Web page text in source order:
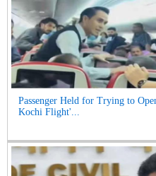
Passenger Held for Trying to
Kochi Flight'...